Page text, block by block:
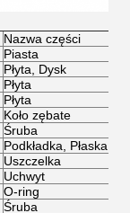
Nazwa części
Piasta
Płyta, Dysk
Płyta
Płyta
Koło zębate
Śruba
Podkładka, Płaska
Uszczelka
Uchwyt
O-ring
Śruba